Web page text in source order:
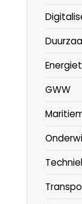
GWW